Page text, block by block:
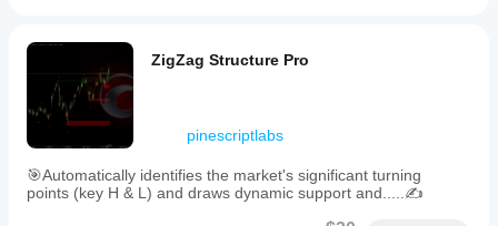
ZigZag Structure Pro
pinescriptlabs
🎯Automatically identifies the market's significant turning
points (key H & L) and draws dynamic support and.....✍️